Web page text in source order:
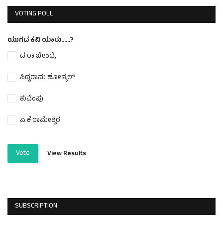
VOTING POLL
ಯುಗದ ಕವಿ ಯಾರು......?
ದ ರಾ ಬೇಂದ್ರೆ
ಸಿದ್ದರಾಮ ಹೋನ್ಕಲ್
ಕುವೆಂಪು
ಎ ಕೆ ರಾಮೇಶ್ವರ
Vote View Results
SUBSCRIPTION